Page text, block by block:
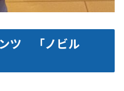
ツ 「ノビル